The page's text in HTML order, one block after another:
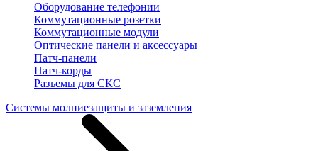
Оборудование телефонии
Коммутационные розетки
Коммутационные модули
Оптические панели и аксессуары
Патч-панели
Патч-корды
Разъемы для СКС
Системы молниезащиты и заземления